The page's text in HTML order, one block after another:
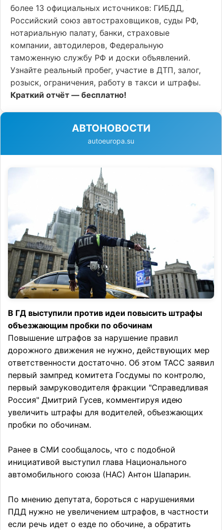
более 13 официальных источников: ГИБДД,
Российский союз автостраховщиков, суды РФ,
нотариальную палату, банки, страховые
компании, автодилеров, Федеральную
таможенную службу РФ и доски объявлений.
Узнайте реальный пробег, участие в ДТП, залог,
розыск, ограничения, работу в такси и штрафы.
Краткий отчёт — бесплатно!
АВТОНОВОСТИ
autoeuropa.su
В ГД выступили против идеи повысить штрафы
объезжающим пробки по обочинам
Повышение штрафов за нарушение правил
дорожного движения не нужно, действующих мер
ответственности достаточно. Об этом ТАСС заявил
первый зампред комитета Госдумы по контролю,
первый замруководителя фракции "Справедливая
Россия" Дмитрий Гусев, комментируя идею
увеличить штрафы для водителей, объезжающих
пробки по обочинам.
Ранее в СМИ сообщалось, что с подобной
инициативой выступил глава Национального
автомобильного союза (НАС) Антон Шапарин.
По мнению депутата, бороться с нарушениями
ПДД нужно не увеличением штрафов, в частности
если речь идет о езде по обочине, а обратить